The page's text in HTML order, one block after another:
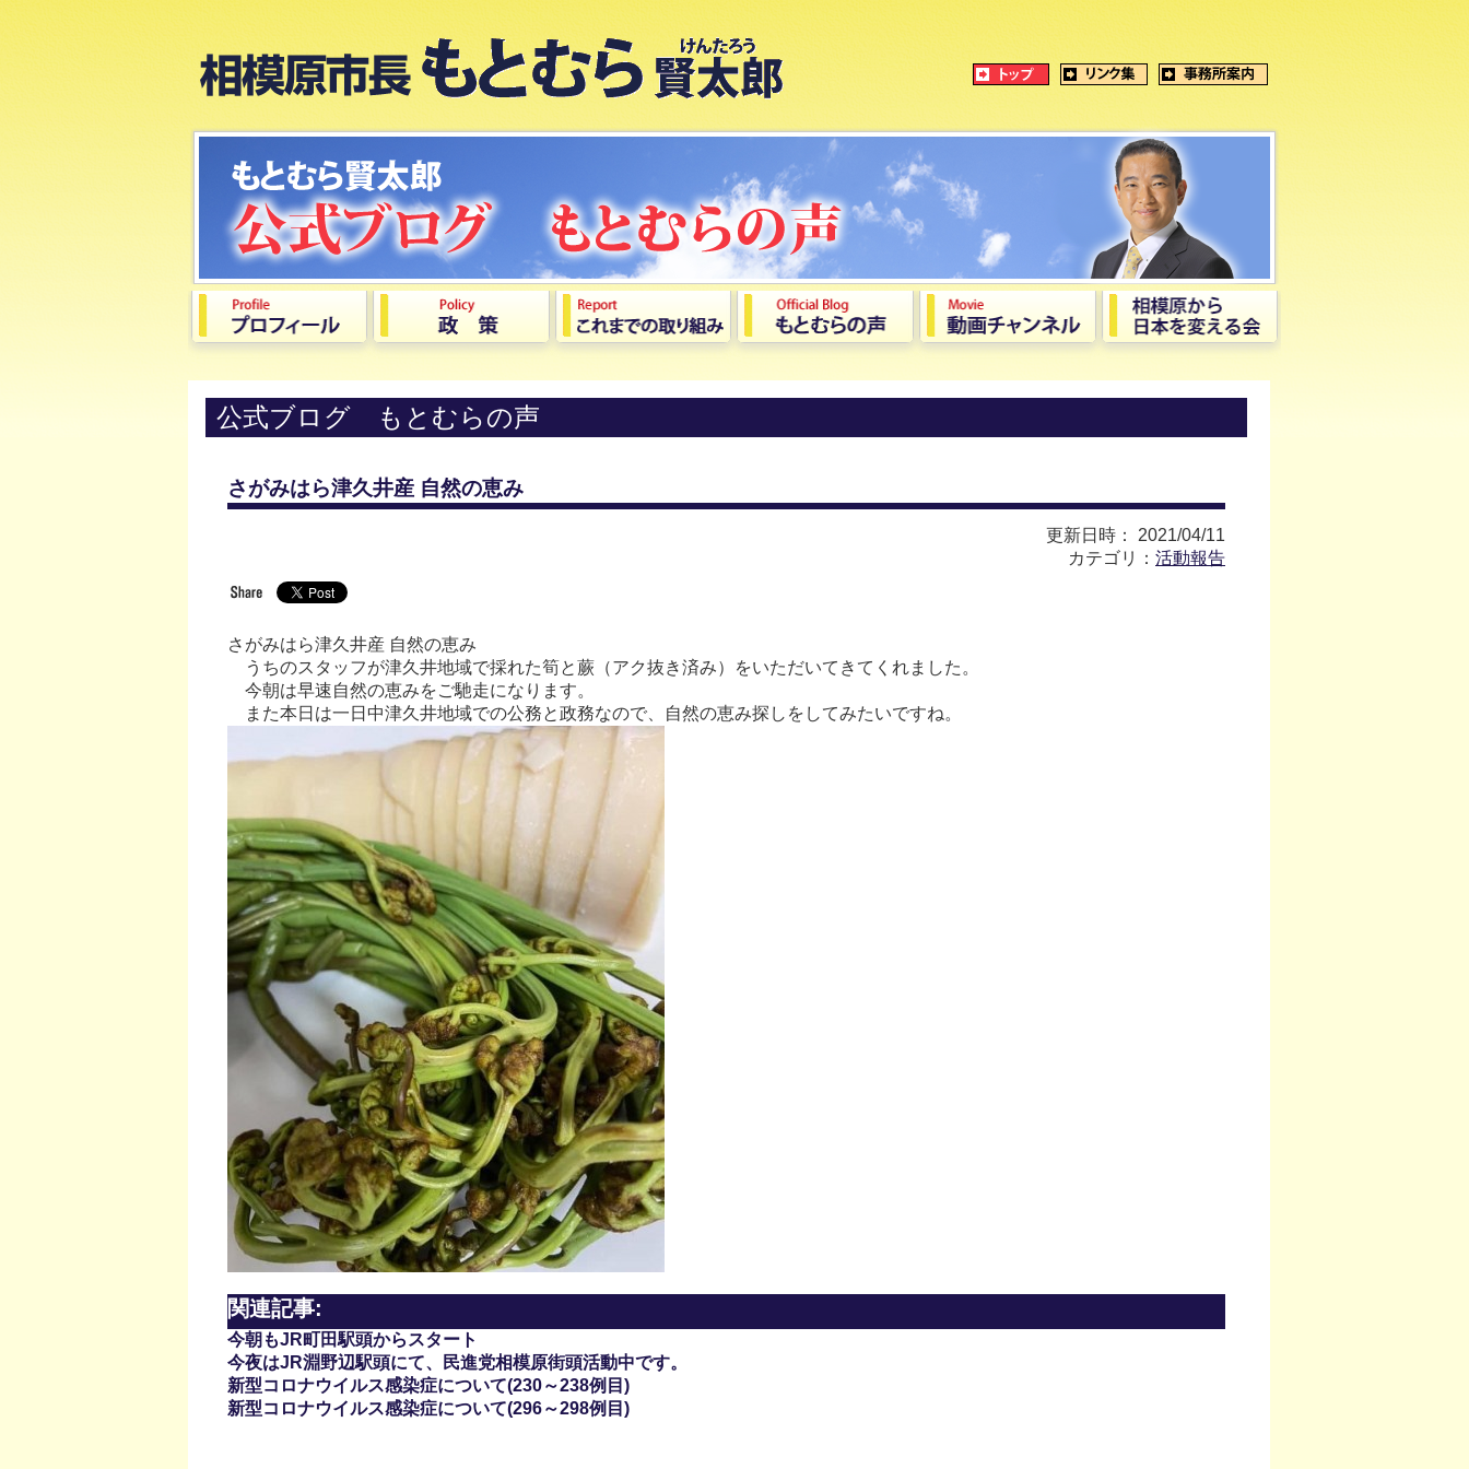
公式ブログ もとむらの声
さがみはら津久井産 自然の恵み
更新日時： 2021/04/11
カテゴリ： 活動報告
さがみはら津久井産 自然の恵み
うちのスタッフが津久井地域で採れた筍と蕨（アク抜き済み）をいただいてきてくれました。
今朝は早速自然の恵みをご馳走になります。
また本日は一日中津久井地域での公務と政務なので、自然の恵み探しをしてみたいですね。
関連記事:
今朝もJR町田駅頭からスタート
今夜はJR淵野辺駅頭にて、民進党相模原街頭活動中です。
新型コロナウイルス感染症について(230～238例目)
新型コロナウイルス感染症について(296～298例目)